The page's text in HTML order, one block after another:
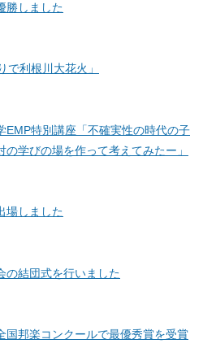
勝しました
利根川大花火」
EMP特別講座「不確実性の時代の子
学びの場を作って考えてみたー」
場しました
の結団式を行いました
国邦楽コンクールで最優秀賞を受賞